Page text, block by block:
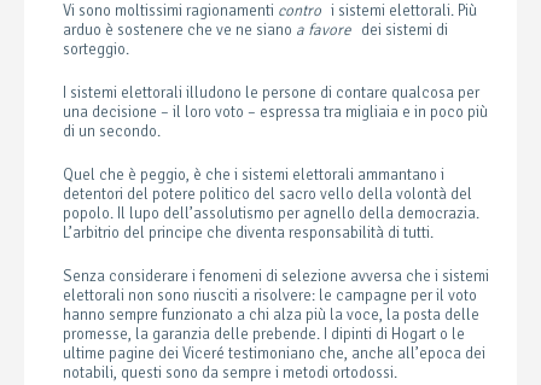
Vi sono moltissimi ragionamenti contro i sistemi elettorali. Più
arduo è sostenere che ve ne siano a favore dei sistemi di
sorteggio.
I sistemi elettorali illudono le persone di contare qualcosa per
una decisione – il loro voto – espressa tra migliaia e in poco più
di un secondo.
Quel che è peggio, è che i sistemi elettorali ammantano i
detentori del potere politico del sacro vello della volontà del
popolo. Il lupo dell’assolutismo per agnello della democrazia.
L’arbitrio del principe che diventa responsabilità di tutti.
Senza considerare i fenomeni di selezione avversa che i sistemi
elettorali non sono riusciti a risolvere: le campagne per il voto
hanno sempre funzionato a chi alza più la voce, la posta delle
promesse, la garanzia delle prebende. I dipinti di Hogart o le
ultime pagine dei Viceré testimoniano che, anche all’epoca dei
notabili, questi sono da sempre i metodi ortodossi.